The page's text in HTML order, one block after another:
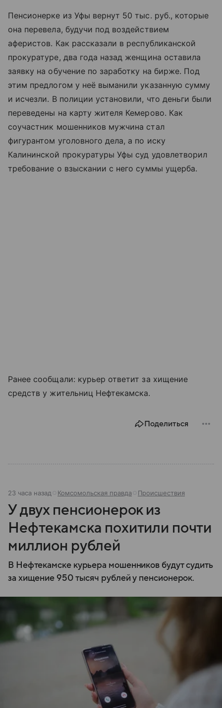
Пенсионерке из Уфы вернут 50 тыс. руб., которые
она перевела, будучи под воздействием
аферистов. Как рассказали в республиканской
прокуратуре, два года назад женщина оставила
заявку на обучение по заработку на бирже. Под
этим предлогом у неё выманили указанную сумму
и исчезли. В полиции установили, что деньги были
переведены на карту жителя Кемерово. Как
соучастник мошенников мужчина стал
фигурантом уголовного дела, а по иску
Калининской прокуратуры Уфы суд удовлетворил
требование о взыскании с него суммы ущерба.
Ранее сообщали: курьер ответит за хищение
средств у жительниц Нефтекамска.
Поделиться
23 часа назад Комсомольская правда Происшествия
У двух пенсионерок из
Нефтекамска похитили почти
миллион рублей
В Нефтекамске курьера мошенников будут судить
за хищение 950 тысяч рублей у пенсионерок.